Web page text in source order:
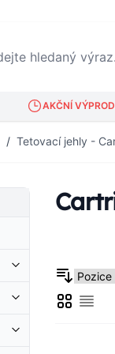
hledaný výraz...
AKČNÍ
/ Tetovací jehly -
Mřížka